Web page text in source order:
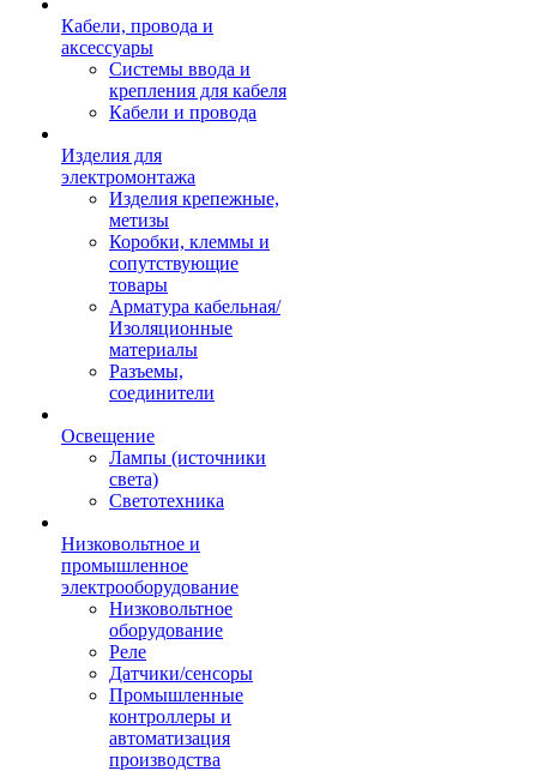
Кабели, провода и
аксессуары
Системы ввода и
крепления для кабеля
Кабели и провода
Изделия для
электромонтажа
Изделия крепежные,
метизы
Коробки, клеммы и
сопутствующие
товары
Арматура кабельная/
Изоляционные
материалы
Разъемы,
соединители
Освещение
Лампы (источники
света)
Светотехника
Низковольтное и
промышленное
электрооборудование
Низковольтное
оборудование
Реле
Датчики/сенсоры
Промышленные
контроллеры и
автоматизация
производства